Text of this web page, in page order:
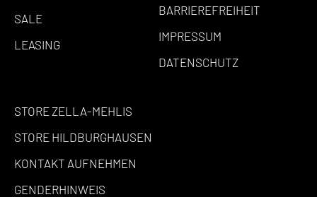
SALE
LEASING
BARRIEREFREIHEIT
IMPRESSUM
DATENSCHUTZ
STORE ZELLA-MEHLIS
STORE HILDBURGHAUSEN
KONTAKT AUFNEHMEN
GENDERHINWEIS